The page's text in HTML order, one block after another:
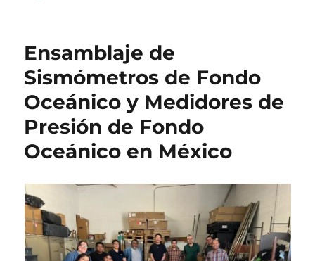
Ensamblaje de
Sismómetros de Fondo
Oceánico y Medidores de
Presión de Fondo
Oceánico en México